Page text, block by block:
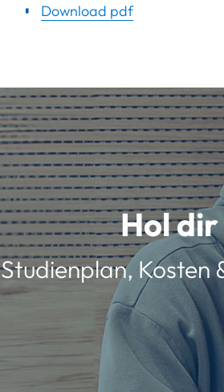
Download pdf
Hol dir
Studienplan, Kosten